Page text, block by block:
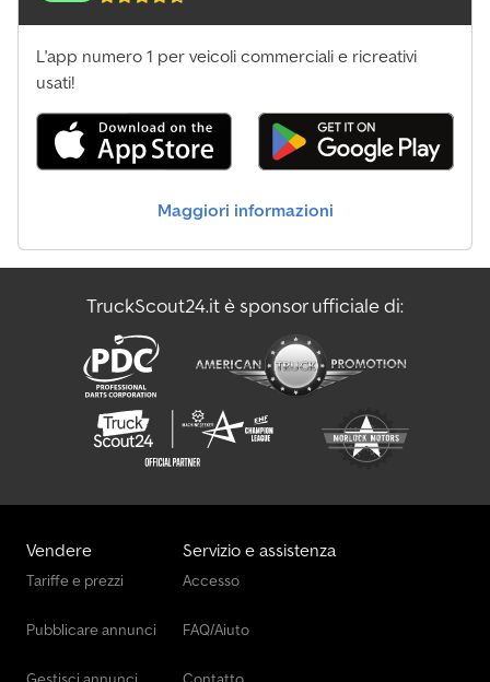
L'app numero 1 per veicoli commerciali e ricreativi
usati!
Maggiori informazioni
TruckScout24.it è sponsor ufficiale di:
Vendere
Tariffe e prezzi
Pubblicare annunci
Servizio e assistenza
Accesso
FAQ/Aiuto